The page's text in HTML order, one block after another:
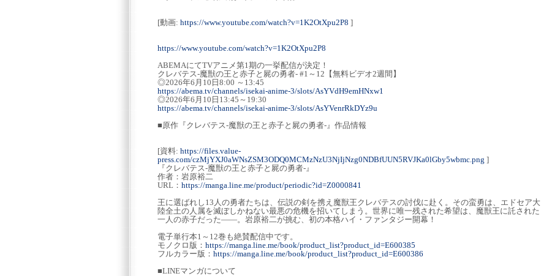
[動画: https://www.youtube.com/watch?v=1K2OtXpu2P8 ]
https://www.youtube.com/watch?v=1K2OtXpu2P8
ABEMAにてTVアニメ第1期の一挙配信が決定！
クレバテス-魔獣の王と赤子と屍の勇者- #1～12【無料ビデオ2週間】
◎2026年6月10日8:00 ～13:45
https://abema.tv/channels/isekai-anime-3/slots/AsYVdH9emHNxw1
◎2026年6月10日13:45～19:30
https://abema.tv/channels/isekai-anime-3/slots/AsYVenrRkDYz9u
■原作『クレバテス-魔獣の王と赤子と屍の勇者-』作品情報
[資料: https://files.value-
press.com/czMjYXJ0aWNsZSM3ODQ0MCMzNzU3NjIjNzg0NDBfUUN5RVJKa0lGby5wbmc.png ]
『クレバテス-魔獣の王と赤子と屍の勇者-』
作者：岩原裕二
URL： https://manga.line.me/product/periodic?id=Z0000841
王に選ばれし13人の勇者たちは、伝説の剣を携え魔獣王クレバテスの討伐に赴く。その蛮勇は、エドセア大
陸全土の人属を滅ぼしかねない最悪の危機を招いてしまう。世界に唯一残された希望は、魔獣王に託された
一人の赤子だった――。岩原裕二が挑む、初の本格ハイ・ファンタジー開幕！
電子単行本1～12巻も絶賛配信中です。
モノクロ版： https://manga.line.me/book/product_list?product_id=E600385
フルカラー版： https://manga.line.me/book/product_list?product_id=E600386
■LINEマンガについて